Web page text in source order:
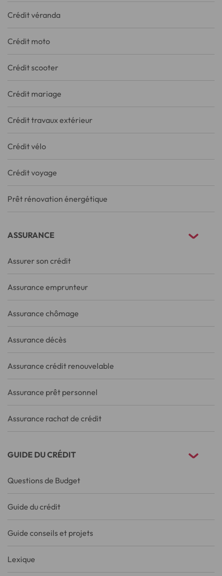
Crédit véranda
Crédit moto
Crédit scooter
Crédit mariage
Crédit travaux extérieur
Crédit vélo
Crédit voyage
Prêt rénovation énergétique
ASSURANCE
Assurer son crédit
Assurance emprunteur
Assurance chômage
Assurance décès
Assurance crédit renouvelable
Assurance prêt personnel
Assurance rachat de crédit
GUIDE DU CRÉDIT
Questions de Budget
Guide du crédit
Guide conseils et projets
Lexique